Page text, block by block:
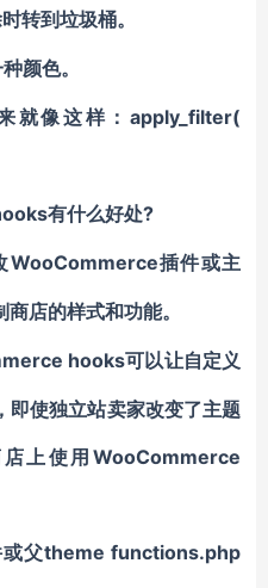
转到垃圾桶。
颜色。
就像这样：apply_filter(
有什么好处?
WooCommerce插件或主
店的样式和功能。
hooks可以让自定义
即使独立站卖家改变了主题
上使用WooCommerce
父theme functions.php